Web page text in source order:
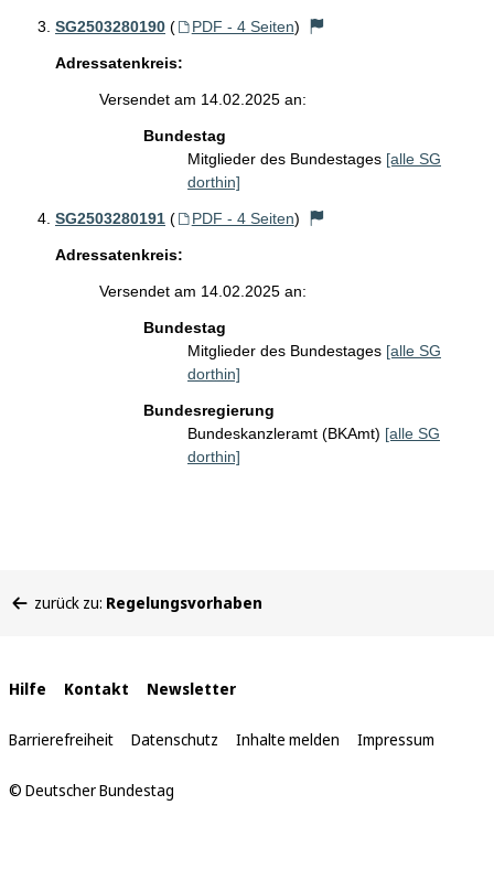
SG2503280190 ( PDF - 4 Seiten)
Adressatenkreis:
Versendet am 14.02.2025 an:
Bundestag
Mitglieder des Bundestages [alle SG
dorthin]
SG2503280191 ( PDF - 4 Seiten)
Adressatenkreis:
Versendet am 14.02.2025 an:
Bundestag
Mitglieder des Bundestages [alle SG
dorthin]
Bundesregierung
Bundeskanzleramt (BKAmt) [alle SG
dorthin]
befinden
zurück zu: Regelungsvorhaben
Interne
Links
Hilfe Kontakt Newsletter
Barrierefreiheit Datenschutz Inhalte melden Impressum
© Deutscher Bundestag